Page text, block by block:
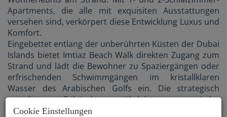
Apartments, die alle mit exquisiten Ausstattungen
versehen sind, verkörpert diese Entwicklung Luxus und
Komfort.
Eingebettet entlang der unberührten Küsten der Dubai
Islands bietet Imtiaz Beach Walk direkten Zugang zum
Strand und lädt die Bewohner zu Spaziergängen oder
erfrischenden Schwimmgängen im kristallklaren
Wasser des Arabischen Golfs ein. Die strategisch
gestalteten Gebäude gewährleisten aus jeder
Wohnung einen Panoramablick auf das Meer, was die
Cookie Einstellungen